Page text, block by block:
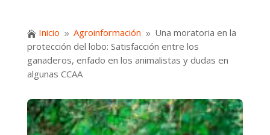
 Inicio 9 Agroinformación 9 Una moratoria en la
protección del lobo: Satisfacción entre los
ganaderos, enfado en los animalistas y dudas en
algunas CCAA